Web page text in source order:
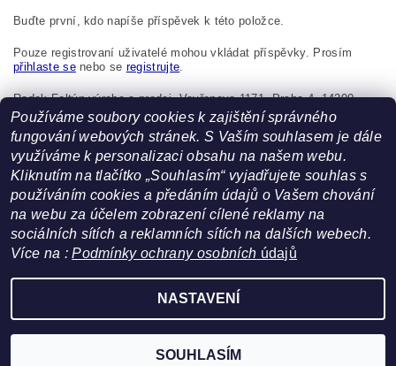
Buďte první, kdo napíše příspěvek k této položce.
Pouze registrovaní uživatelé mohou vkládat příspěvky. Prosím
přihlaste senebo se registrujte.
Radek Foltýn výroba a prodej, Vavřenova 1171, Praha 4, 14200,
Česká republika, foltynradek@seznam.cz
Facebook | Heureka.cz
2026 ©FoltynTextil.cz, všechna práva vyhrazenaUpravit nastavení cookies
Vytvořil Shoptet
Používáme soubory cookies k zajištění správného
fungování webových stránek. S Vaším souhlasem je dále
využíváme k personalizaci obsahu na našem webu.
Kliknutím na tlačítko „Souhlasím“ vyjadřujete souhlas s
používáním cookies a předáním údajů o Vašem chování
na webu za účelem zobrazení cílené reklamy na
sociálních sítích a reklamních sítích na dalších webech.
Více na :Podmínky ochrany osobních údajů
NASTAVENÍ
SOUHLASÍM